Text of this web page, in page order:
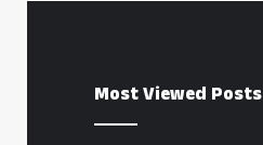
Most Viewed Posts